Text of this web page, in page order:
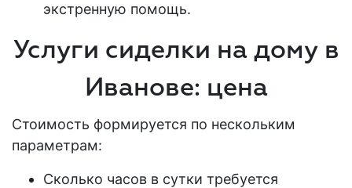
экстренную помощь.
Услуги сиделки на дому в
Иванове: цена
Стоимость формируется по нескольким
параметрам:
Сколько часов в сутки требуется